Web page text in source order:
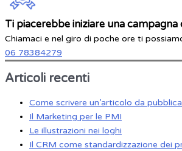
Ti piacerebbe iniziare una campagna
Chiamaci e nel giro di poche ore ti
06 78384279
Articoli recenti
Come scrivere un’articolo da
Il Marketing per le PMI
Le illustrazioni nei loghi
Il CRM come standardizzazione dei